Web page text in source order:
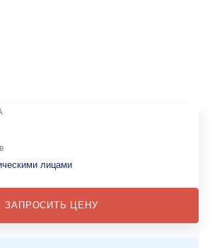
лицами
ЗАПРОСИТЬ ЦЕНУ